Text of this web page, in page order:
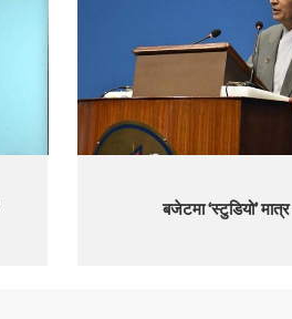
बजेटमा ‘स्टुडियो’ मात्र